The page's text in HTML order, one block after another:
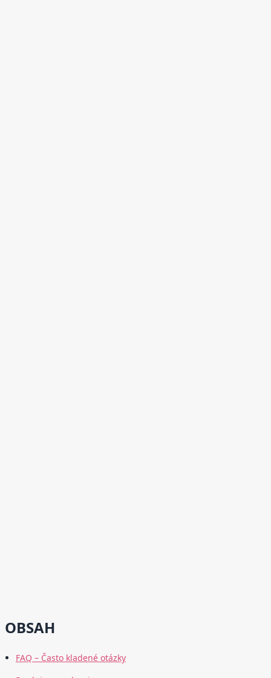
OBSAH
FAQ – Často kladené otázky